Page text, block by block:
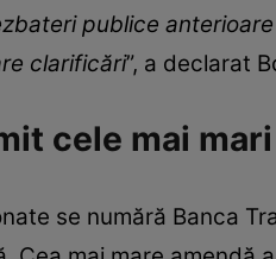
publice
clarificări”, a declarat
cele mai
se numără Banca